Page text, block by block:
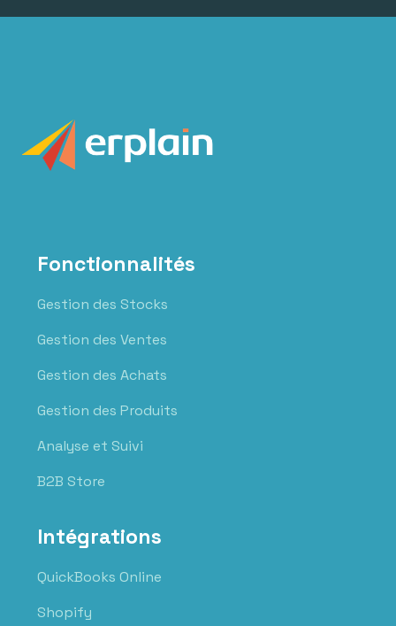
Fonctionnalités
Gestion des Stocks
Gestion des Ventes
Gestion des Achats
Gestion des Produits
Analyse et Suivi
B2B Store
Intégrations
QuickBooks Online
Shopify